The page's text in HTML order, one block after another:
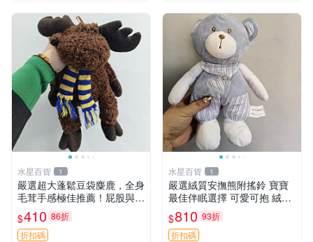
水星百貨 1
嚴選超大蓬鬆豆袋麋鹿，全身
毛茸手感極佳推薦！屁股與四
肢填充均勻，適合收藏與孩童
共賞。 麋鹿 豆袋 毛茸玩具
$410 86折
折扣碼
水星百貨 1
嚴選絨質安撫熊附搖鈴 寶寶
最佳伴眠選擇 可愛可抱 絨毛
玩具 安撫熊 嬰兒用
$810 93折
折扣碼